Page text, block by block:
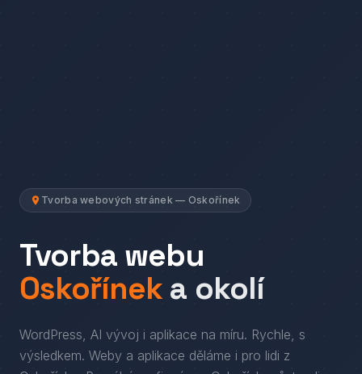
Tvorba webových stránek — Oskořínek
Tvorba webu
Oskořínek a okolí
WordPress, AI vývoj i aplikace na míru. Rychle, s
výsledkem. Weby a aplikace děláme i pro lidi z